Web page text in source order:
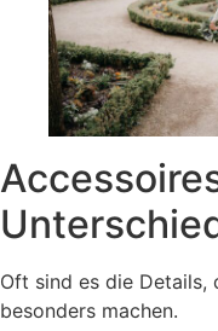
Oft sind es die Details,
besonders machen.